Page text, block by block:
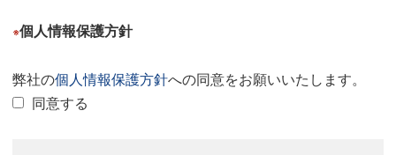
※個人情報保護方針
弊社の個人情報保護方針への同意をお願いいたします。
同意する